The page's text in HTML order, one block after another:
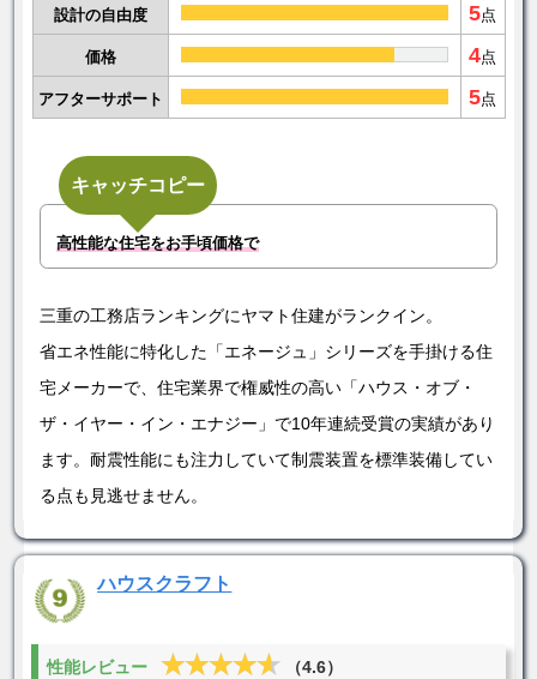
設計の自由度 5点
価格 4点
アフターサポート 5点
キャッチコピー
高性能な住宅をお手頃価格で
三重の工務店ランキングにヤマト住建がランクイン。
省エネ性能に特化した「エネージュ」シリーズを手掛ける住
宅メーカーで、住宅業界で権威性の高い「ハウス・オブ・
ザ・イヤー・イン・エナジー」で10年連続受賞の実績があり
ます。耐震性能にも注力していて制震装置を標準装備してい
る点も見逃せません。
ハウスクラフト
性能レビュー ★★★★★
★★★★★ （4.6）